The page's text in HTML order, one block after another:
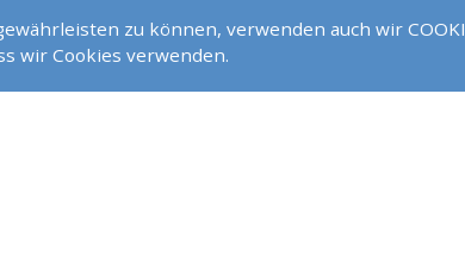
zu können, verwenden auch wir
wir Cookies verwenden.